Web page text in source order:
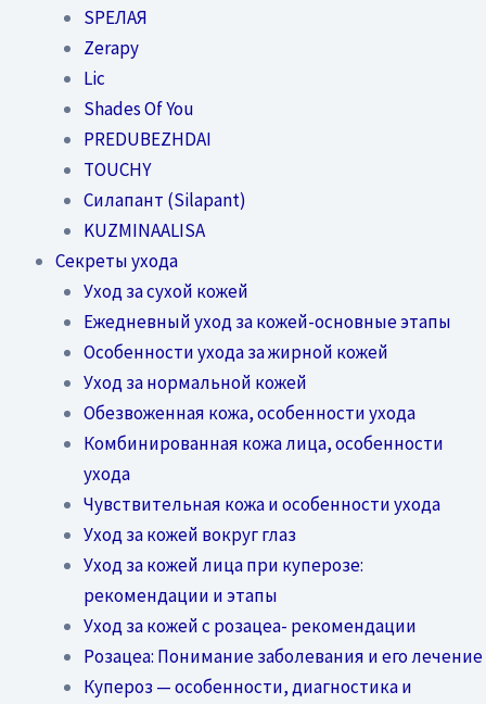
SPEЛАЯ
Zerapy
Lic
Shades Of You
PREDUBEZHDAI
TOUCHY
Силапант (Silapant)
KUZMINAALISA
Секреты ухода
Уход за сухой кожей
Ежедневный уход за кожей-основные этапы
Особенности ухода за жирной кожей
Уход за нормальной кожей
Обезвоженная кожа, особенности ухода
Комбинированная кожа лица, особенности
ухода
Чувствительная кожа и особенности ухода
Уход за кожей вокруг глаз
Уход за кожей лица при куперозе:
рекомендации и этапы
Уход за кожей с розацеа- рекомендации
Розацеа: Понимание заболевания и его лечение
Купероз — особенности, диагностика и